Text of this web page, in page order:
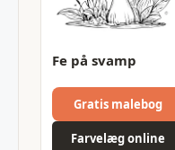
Fe på svamp
Gratis malebog
Farvelæg online